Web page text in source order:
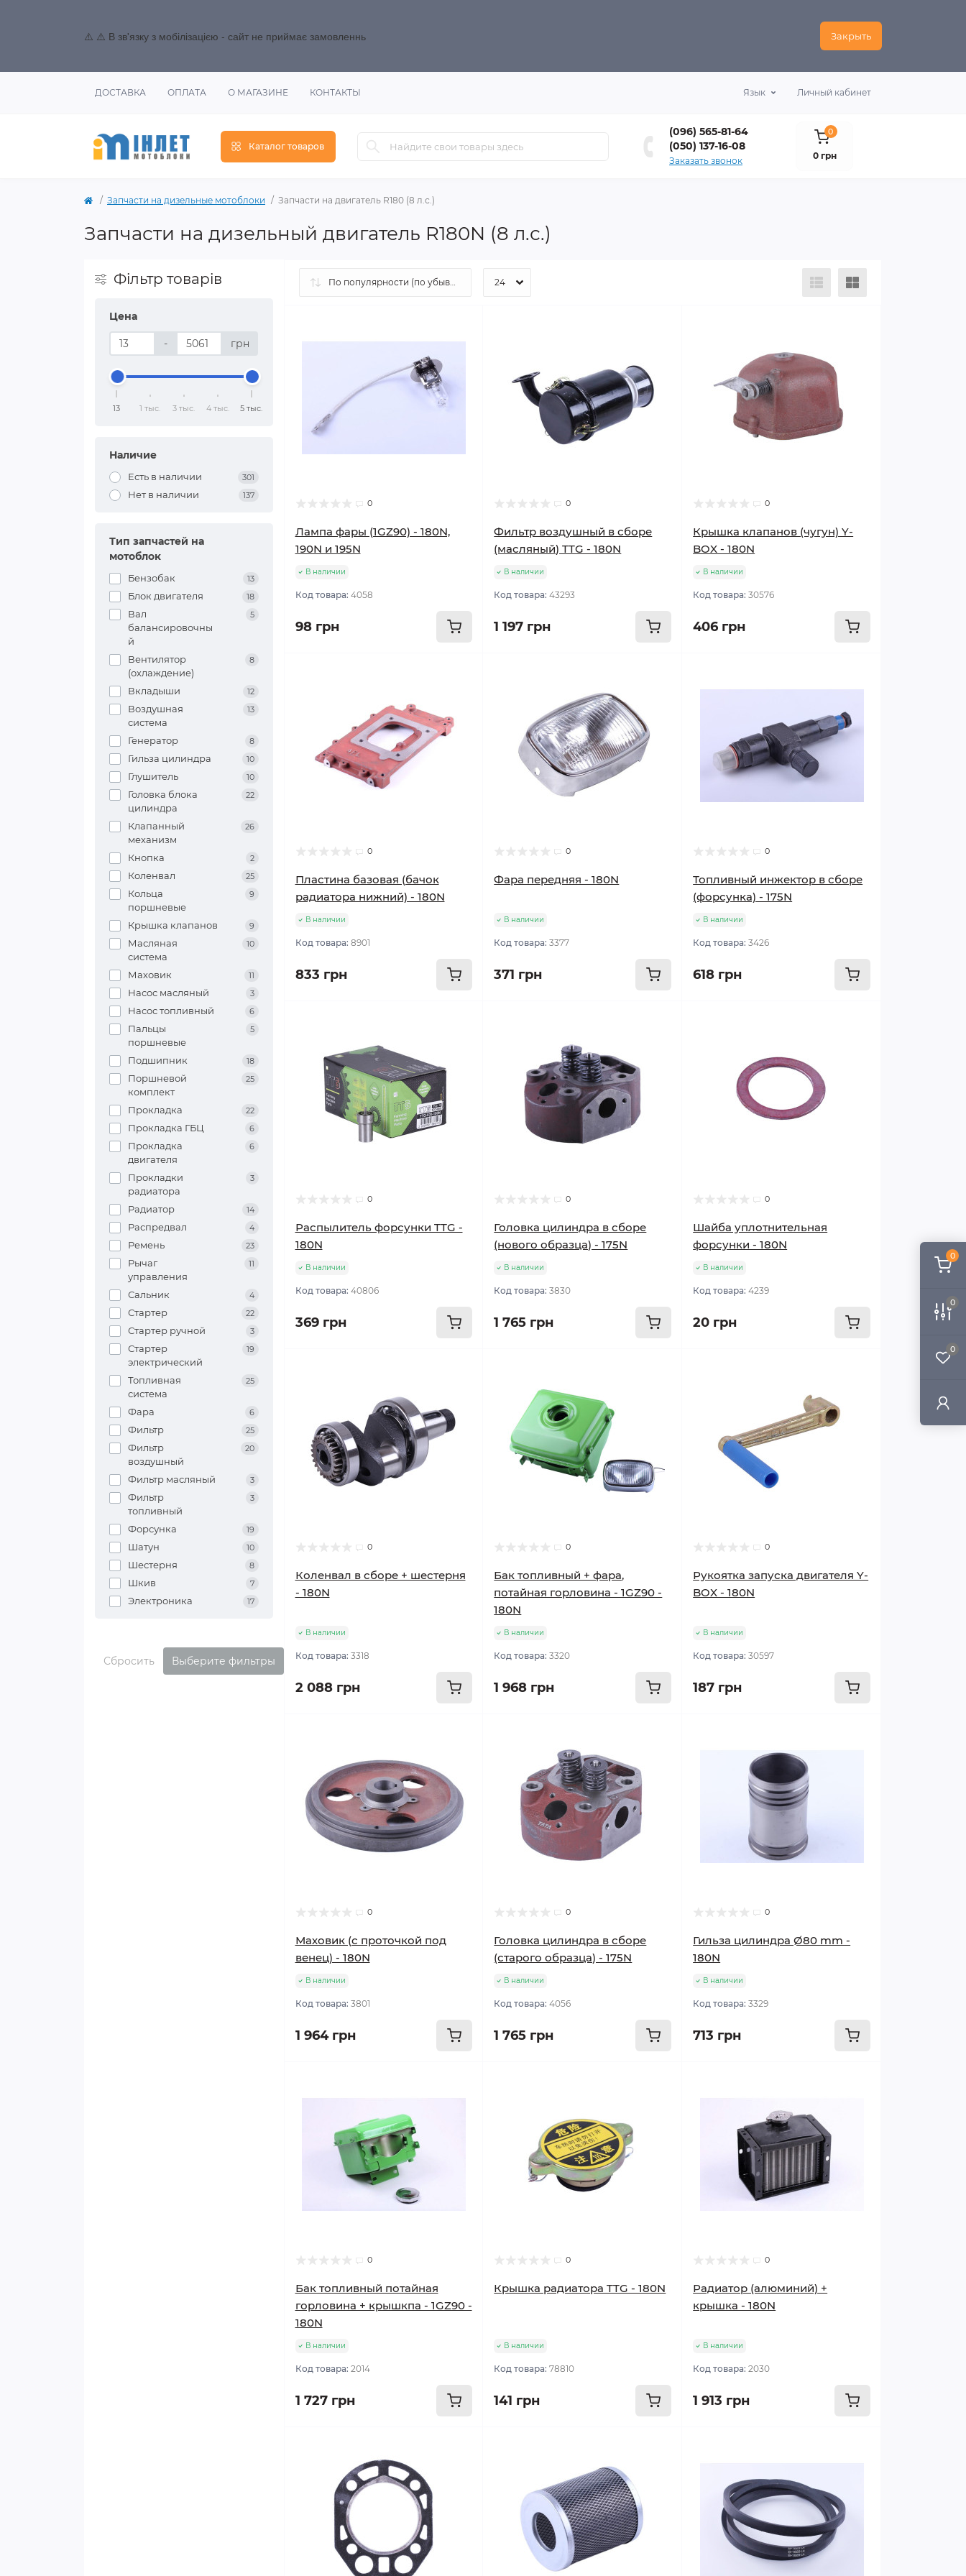
0
0
0
⚠️ ⚠️ В зв'язку з мобілізацією - сайт не приймає замовленнь Закрыть
ДОСТАВКА ОПЛАТА О МАГАЗИНЕ КОНТАКТЫ Язык Личный кабинет
Каталог товаров
(096) 565-81-64
(050) 137-16-08
Заказать звонок
0
0 грн
Запчасти на дизельные мотоблоки Запчасти на двигатель R180 (8 л.с.)
Запчасти на дизельный двигатель R180N (8 л.с.)
Фільтр товарів
Цена
- грн
13 1 тыс. 3 тыс. 4 тыс. 5 тыс.
Наличие
Есть в наличии 301
Нет в наличии 137
Тип запчастей на
мотоблок
Бензобак 13
Блок двигателя 18
Вал
балансировочны
й
5
Вентилятор
(охлаждение)
8
Вкладыши 12
Воздушная
система
13
Генератор 8
Гильза цилиндра 10
Глушитель 10
Головка блока
цилиндра
22
Клапанный
механизм
26
Кнопка 2
Коленвал 25
Кольца
поршневые
9
Крышка клапанов 9
Масляная
система
10
Маховик 11
Насос масляный 3
Насос топливный 6
Пальцы
поршневые
5
Подшипник 18
Поршневой
комплект
25
Прокладка 22
Прокладка ГБЦ 6
Прокладка
двигателя
6
Прокладки
радиатора
3
Радиатор 14
Распредвал 4
Ремень 23
Рычаг
управления
11
Сальник 4
Стартер 22
Стартер ручной 3
Стартер
электрический
19
Топливная
система
25
Фара 6
Фильтр 25
Фильтр
воздушный
20
Фильтр масляный 3
Фильтр
топливный
3
Форсунка 19
Шатун 10
Шестерня 8
Шкив 7
Электроника 17
Сбросить Выберите фильтры
0
Лампа фары (1GZ90) - 180N,
190N и 195N
В наличии
Код товара: 4058
98 грн
0
Фильтр воздушный в сборе
(масляный) TTG - 180N
В наличии
Код товара:43293
1 197 грн
0
Крышка клапанов (чугун) Y-
BOX - 180N
В наличии
Код товара:30576
406 грн
0
Пластина базовая (бачок
радиатора нижний) - 180N
В наличии
Код товара: 8901
833 грн
0
Фара передняя - 180N
В наличии
Код товара:3377
371 грн
0
Топливный инжектор в сборе
(форсунка) - 175N
В наличии
Код товара:3426
618 грн
0
Распылитель форсунки TTG -
180N
В наличии
Код товара: 40806
369 грн
0
Головка цилиндра в сборе
(нового образца) - 175N
В наличии
Код товара:3830
1 765 грн
0
Шайба уплотнительная
форсунки - 180N
В наличии
Код товара:4239
20 грн
0
Коленвал в сборе + шестерня
- 180N
В наличии
Код товара: 3318
2 088 грн
0
Бак топливный + фара,
потайная горловина - 1GZ90 -
180N
В наличии
Код товара:3320
1 968 грн
0
Рукоятка запуска двигателя Y-
BOX - 180N
В наличии
Код товара:30597
187 грн
0
Маховик (с проточкой под
венец) - 180N
В наличии
Код товара: 3801
1 964 грн
0
Головка цилиндра в сборе
(старого образца) - 175N
В наличии
Код товара:4056
1 765 грн
0
Гильза цилиндра Ø80 mm -
180N
В наличии
Код товара:3329
713 грн
0
Бак топливный потайная
горловина + крышкпа - 1GZ90 -
180N
В наличии
Код товара: 2014
1 727 грн
0
Крышка радиатора TTG - 180N
В наличии
Код товара:78810
141 грн
0
Радиатор (алюминий) +
крышка - 180N
В наличии
Код товара:2030
1 913 грн